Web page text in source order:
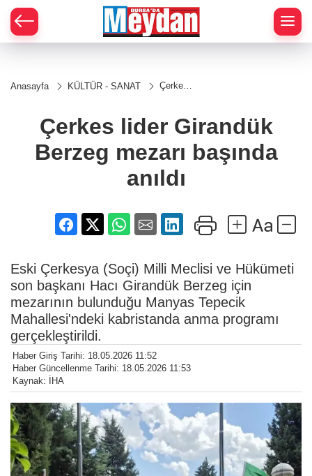
Anasayfa KÜLTÜR - SANAT
Çerkes
Berzeg
mezarı
anıldı
Çerkes lider Girandük
Berzeg mezarı başında
anıldı
Eski Çerkesya (Soçi) Milli Meclisi ve Hükümeti
son başkanı Hacı Girandük Berzeg için
mezarının bulunduğu Manyas Tepecik
Mahallesi'ndeki kabristanda anma programı
gerçekleştirildi.
Haber Giriş Tarihi: 18.05.2026 11:52
Haber Güncellenme Tarihi: 18.05.2026 11:53
Kaynak: İHA